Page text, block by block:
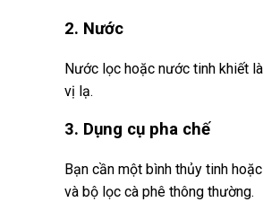
2. Nước
Nước lọc hoặc nước tinh khiết
vị lạ.
3. Dụng cụ pha chế
Bạn cần một bình thủy tinh
và bộ lọc cà phê thông thường.